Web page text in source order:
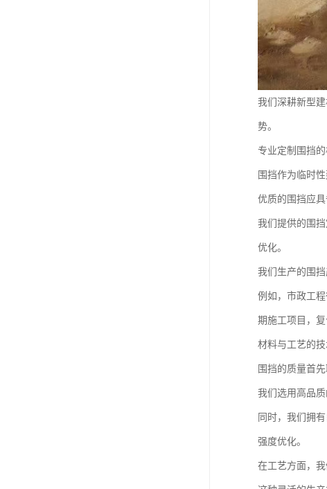
我们深耕新型
势。
专业定制围挡
围挡作为临时
优质的围挡应
我们提供的围
优化。
我们生产的围
例如，市政工
期施工项目，
材料与工艺的
围挡的质量首先
我们选用高品
同时，我们拥
强度优化。
在工艺方面，